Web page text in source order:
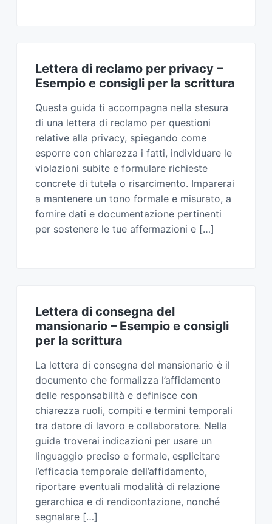
Lettera di reclamo per privacy​ –
Esempio e consigli per la scrittura
Questa guida ti accompagna nella stesura
di una lettera di reclamo per questioni
relative alla privacy, spiegando come
esporre con chiarezza i fatti, individuare le
violazioni subite e formulare richieste
concrete di tutela o risarcimento. Imparerai
a mantenere un tono formale e misurato, a
fornire dati e documentazione pertinenti
per sostenere le tue affermazioni e […]
Lettera di consegna del
mansionario​ – Esempio e consigli
per la scrittura
La lettera di consegna del mansionario è il
documento che formalizza l’affidamento
delle responsabilità e definisce con
chiarezza ruoli, compiti e termini temporali
tra datore di lavoro e collaboratore. Nella
guida troverai indicazioni per usare un
linguaggio preciso e formale, esplicitare
l’efficacia temporale dell’affidamento,
riportare eventuali modalità di relazione
gerarchica e di rendicontazione, nonché
segnalare […]